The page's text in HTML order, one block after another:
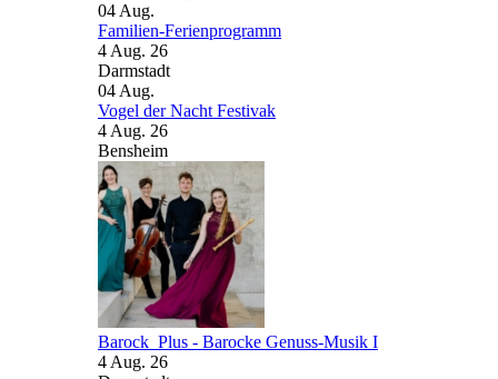
04 Aug.
Familien-Ferienprogramm
4 Aug. 26
Darmstadt
04 Aug.
Vogel der Nacht Festivak
4 Aug. 26
Bensheim
Barock_Plus - Barocke Genuss-Musik I
4 Aug. 26